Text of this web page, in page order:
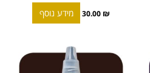
30.00 ₪ מידע נוסף